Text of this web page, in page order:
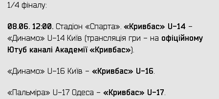
1/4 фіналу:
08.06. 12:00. Стадіон «Спарта». «Кривбас» U-14 -
«Динамо» U-14 Київ (трансляція гри - на офіційному
Ютуб каналі Академії «Кривбас»).
«Динамо» U-16 Київ - «Кривбас» U-16.
«Пальміра» U-17 Одеса - «Кривбас» U-17.